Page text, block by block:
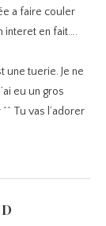
a faire couler
interet en fait….
une tuerie. Je ne
eu un gros
Tu vas l’adorer